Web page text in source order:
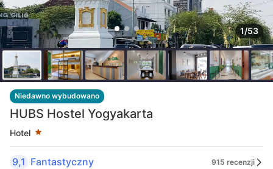
1/53
Niedawno wybudowano
HUBS Hostel Yogyakarta
Hotel
Liczba gwiazdek: 1
9,1 Fantastyczny 915 recenzji